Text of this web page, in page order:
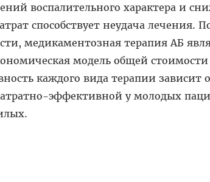
воспалительного характера и
способствует неудача лечения.
медикаментозная терапия АБ
модель общей стоимости
каждого вида терапии зависит
эффективной у молодых